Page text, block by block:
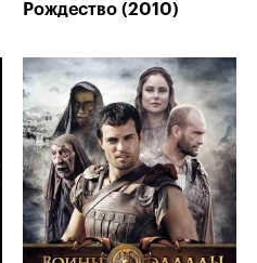
Рождество (2010)